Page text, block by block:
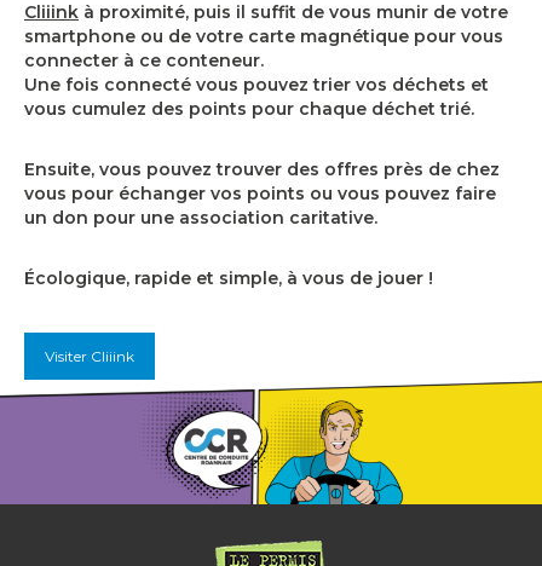
Cliiink à proximité, puis il suffit de vous munir de votre
smartphone ou de votre carte magnétique pour vous
connecter à ce conteneur.
Une fois connecté vous pouvez trier vos déchets et
vous cumulez des points pour chaque déchet trié.
Ensuite, vous pouvez trouver des offres près de chez
vous pour échanger vos points ou vous pouvez faire
un don pour une association caritative.
Écologique, rapide et simple, à vous de jouer !
Visiter Cliiink